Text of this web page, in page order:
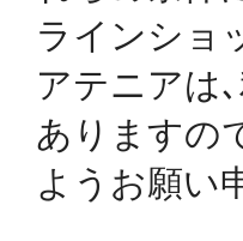
7. 商品の
8. 領収書
ラインショ
アテニアは
ありますの
ようお願い